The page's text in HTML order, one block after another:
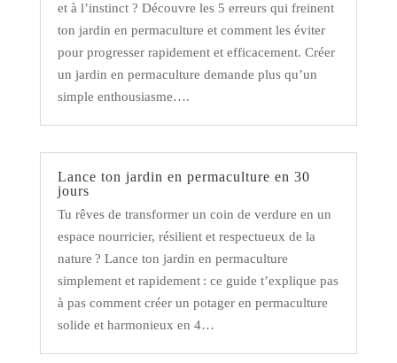
et à l’instinct ? Découvre les 5 erreurs qui freinent
ton jardin en permaculture et comment les éviter
pour progresser rapidement et efficacement. Créer
un jardin en permaculture demande plus qu’un
simple enthousiasme….
Lance ton jardin en permaculture en 30
jours
Tu rêves de transformer un coin de verdure en un
espace nourricier, résilient et respectueux de la
nature ? Lance ton jardin en permaculture
simplement et rapidement : ce guide t’explique pas
à pas comment créer un potager en permaculture
solide et harmonieux en 4…